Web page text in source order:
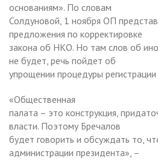
основаниям». По словам
Солдуновой, 1 ноября ОП
предложения по корректировке
закона об НКО. Но там слов об
не будет, речь пойдет об
упрощении процедуры
«Общественная
палата – это конструкция,
власти. Поэтому Бречалов
будет говорить и обсуждать то,
администрации президента», –